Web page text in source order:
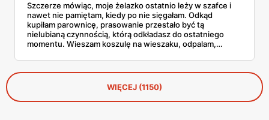
Szczerze mówiąc, moje żelazko ostatnio leży w szafce i
nawet nie pamiętam, kiedy po nie sięgałam. Odkąd
kupiłam parownicę, prasowanie przestało być tą
nielubianą czynnością, którą odkładasz do ostatniego
momentu. Wieszam koszulę na wieszaku, odpalam,
zaczyna się problem, bo parownic jest na rynku
zatrzęsienie, a nie każda robi to, co obiecuje producent.
WIĘCEJ (1150)